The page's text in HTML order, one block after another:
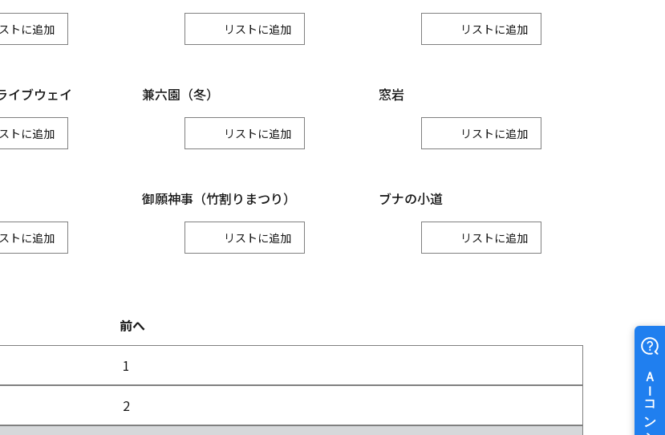
白山市
ト リスト リスト
イブウェイ
ト
兼六園（冬）
リスト
窓岩
リスト
ト
御願神事（竹割りまつり）
リスト
ブナの小道
リスト
前へ
1
2